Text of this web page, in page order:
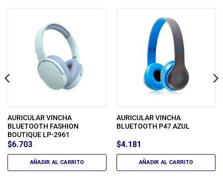
AURICULAR VINCHA
BLUETOOTH FASHION
BOUTIQUE LP-2961
$6.703
AÑADIR AL CARRITO
AURICULAR VINCHA
BLUETOOTH P47 AZUL
$4.181
AÑADIR AL CARRITO